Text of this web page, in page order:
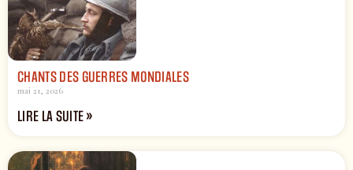
CHANTS DES GUERRES MONDIALES
mai 21, 2026
LIRE LA SUITE »